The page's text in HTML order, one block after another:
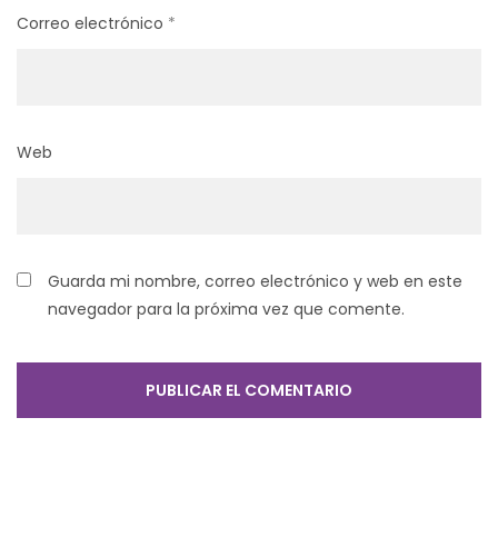
Correo electrónico *
Web
Guarda mi nombre, correo electrónico y web en este
navegador para la próxima vez que comente.